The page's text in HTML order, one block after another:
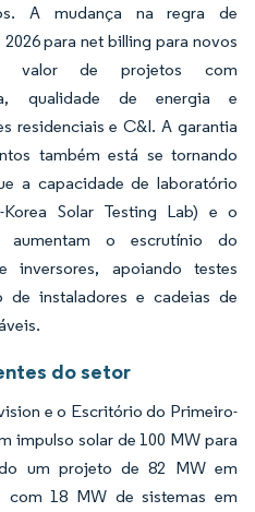
A mudança na regra de
para net billing para novos
valor de projetos com
qualidade de energia e
residenciais e C&I. A garantia
também está se tornando
a capacidade de laboratório
Solar Testing Lab) e o
aumentam o escrutínio do
inversores, apoiando testes
de instaladores e cadeias de
do setor
e o Escritório do Primeiro-
impulso solar de 100 MW para
um projeto de 82 MW em
com 18 MW de sistemas em